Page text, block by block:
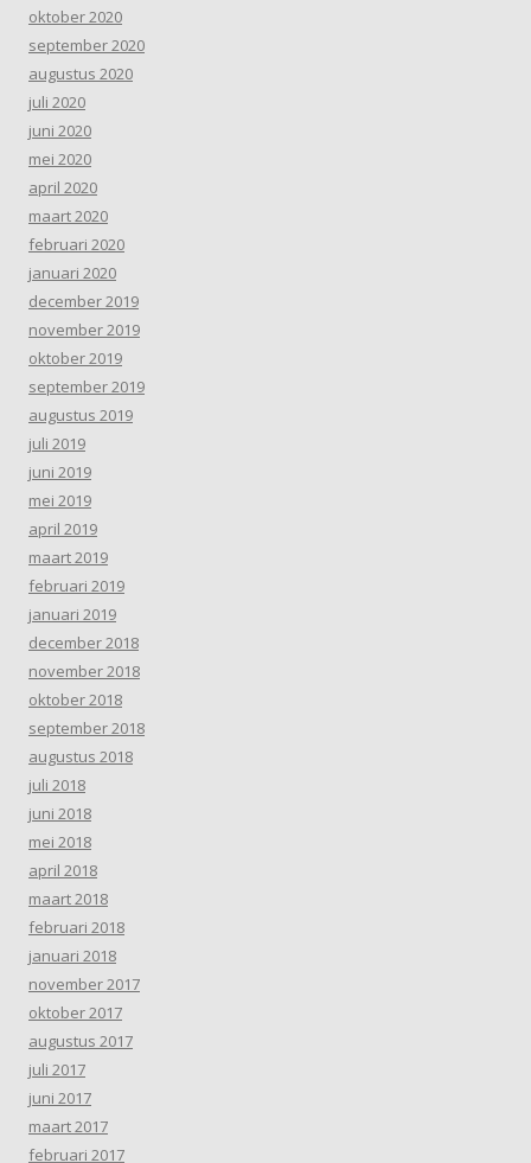
oktober 2020
september 2020
augustus 2020
juli 2020
juni 2020
mei 2020
april 2020
maart 2020
februari 2020
januari 2020
december 2019
november 2019
oktober 2019
september 2019
augustus 2019
juli 2019
juni 2019
mei 2019
april 2019
maart 2019
februari 2019
januari 2019
december 2018
november 2018
oktober 2018
september 2018
augustus 2018
juli 2018
juni 2018
mei 2018
april 2018
maart 2018
februari 2018
januari 2018
november 2017
oktober 2017
augustus 2017
juli 2017
juni 2017
maart 2017
februari 2017